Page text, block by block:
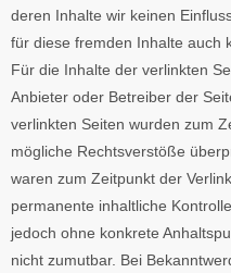
deren Inhalte wir keinen
für diese fremden Inhalte auch
Für die Inhalte der verlinkten
Anbieter oder Betreiber der
verlinkten Seiten wurden zum
mögliche Rechtsverstöße
waren zum Zeitpunkt der
permanente inhaltliche
jedoch ohne konkrete
nicht zumutbar. Bei